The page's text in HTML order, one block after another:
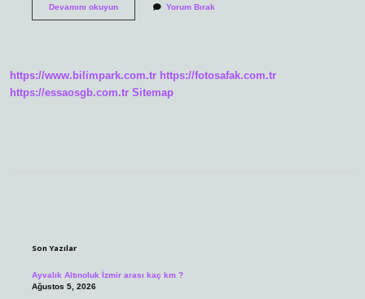
Devamını okuyunIslamcılık
Yorum Bırak
https://www.bilimpark.com.tr https://fotosafak.com.tr
https://essaosgb.com.tr Sitemap
Son Yazılar
Ayvalık Altınoluk İzmir arası kaç km ?
Ağustos 5, 2026